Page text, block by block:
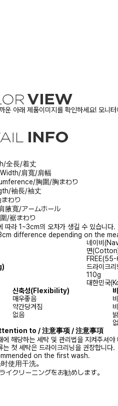
운 아래 제품이미지를 확인하세요! 모니
全長/着丈
肩寬/肩幅
胸圍/胸まわり
袖長/袖丈
わり
腋寬/アームホール
/裾まわり
따라 1~3cm의 오차가 생길 수 있습니다.
difference depending on the
네이비
면
드라이크
110g
대한민국
신축성(Flexibility)
매우좋음
약간당겨짐
없음
to / 注意事项 / 注意事項
에 해당하는 세탁 및 관리법을 지켜주셔
는 첫 세탁은 드라이크리닝을 권장합니다.
on the first wash.
使用干洗。
イクリーニングをお勧めします。